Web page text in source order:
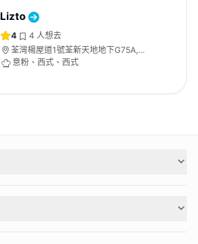
Lizto
4 4 人想去
荃灣楊屋道1號荃新天地地下G75A,
G76C & G76D號舖
意粉、西式、西式